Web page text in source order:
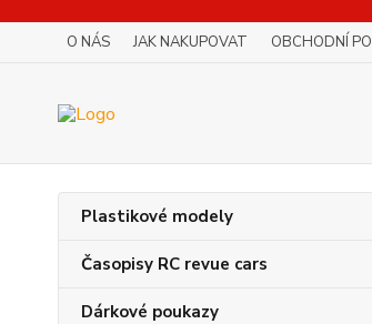
O NÁS JAK NAKUPOVAT OBCHODNÍ
Plastikové modely
Časopisy RC revue cars
Dárkové poukazy